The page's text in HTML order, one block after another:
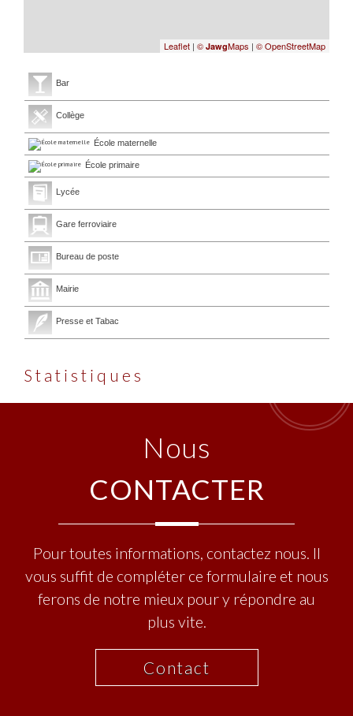
Leaflet | © JawgMaps | © OpenStreetMap
Bar
Collège
École maternelle
École primaire
Lycée
Gare ferroviaire
Bureau de poste
Mairie
Presse et Tabac
Statistiques
nous
CONTACTER
Pour toutes informations, contactez nous. Il
vous suffit de compléter ce formulaire et nous
ferons de notre mieux pour y répondre au
plus vite.
Contact